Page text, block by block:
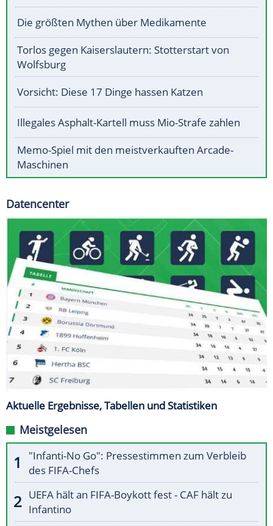
Die größten Mythen über Medikamente
Torlos gegen Kaiserslautern: Stotterstart von
Wolfsburg
Vorsicht: Diese 17 Dinge hassen Katzen
Illegales Asphalt-Kartell muss Mio-Strafe zahlen
Memo-Spiel mit den meistverkauften Arcade-
Maschinen
Datencenter
Aktuelle Ergebnisse, Tabellen und Statistiken
Meistgelesen
"Infanti-No Go": Pressestimmen zum Verbleib
des FIFA-Chefs
UEFA hält an FIFA-Boykott fest - CAF hält zu
Infantino